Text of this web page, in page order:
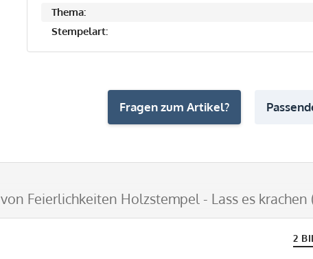
Thema:
Stempelart:
Fragen zum Artikel?
von Feierlichkeiten Holzstempel - Lass es krachen
2